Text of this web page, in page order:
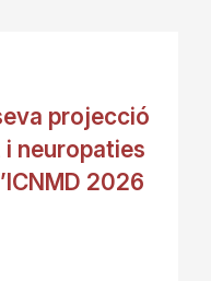
projecció
i neuropaties
2026